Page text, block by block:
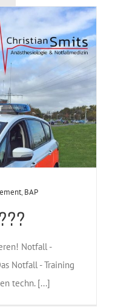
,BAP
Notfall -
Notfall - Training
techn. [...]